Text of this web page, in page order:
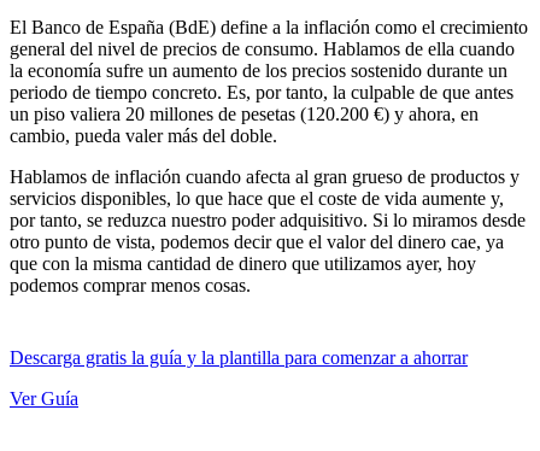
El Banco de España (BdE) define a la inflación como el crecimiento
general del nivel de precios de consumo. Hablamos de ella cuando
la economía sufre un aumento de los precios sostenido durante un
periodo de tiempo concreto. Es, por tanto, la culpable de que antes
un piso valiera 20 millones de pesetas (120.200 €) y ahora, en
cambio, pueda valer más del doble.
Hablamos de inflación cuando afecta al gran grueso de productos y
servicios disponibles, lo que hace que el coste de vida aumente y,
por tanto, se reduzca nuestro poder adquisitivo. Si lo miramos desde
otro punto de vista, podemos decir que el valor del dinero cae, ya
que con la misma cantidad de dinero que utilizamos ayer, hoy
podemos comprar menos cosas.
Descarga gratis la guía y la plantilla para comenzar a ahorrar
Ver Guía